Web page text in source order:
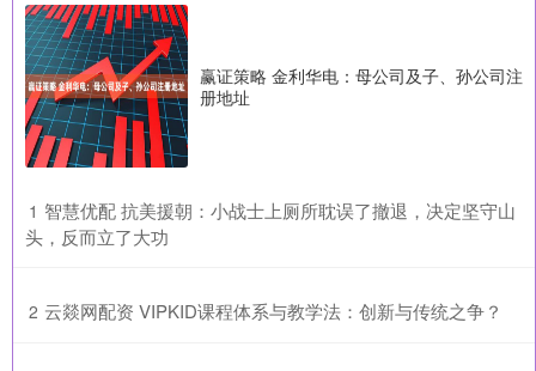
赢证策略 金利华电：母公司及子、孙公司注
册地址
1 ​智慧优配 抗美援朝：小战士上厕所耽误了撤退，决定坚守山
头，反而立了大功
2 ​云燚网配资 VIPKID课程体系与教学法：创新与传统之争？